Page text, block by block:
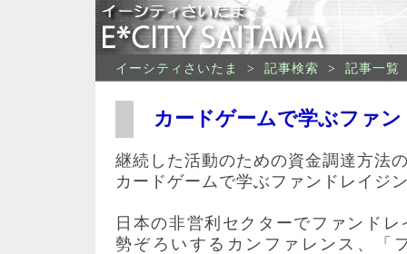
イーシティさいたま > 記事検索 > 記事一覧
カードゲームで学ぶファ
継続した活動のための資金調達方法
カードゲームで学ぶファンドレイジ
日本の非営利セクターでファンド
勢ぞろいするカンファレンス、「